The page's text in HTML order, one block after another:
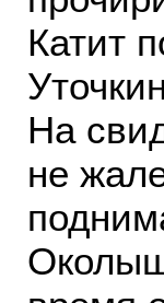
Катит
На
не